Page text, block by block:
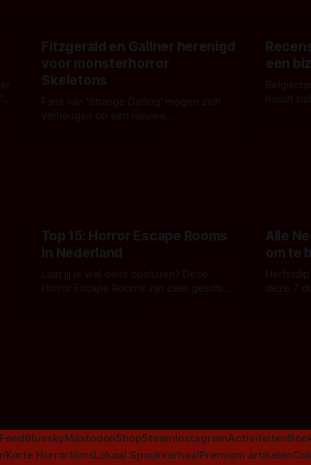
Fitzgerald en Gallner herenigd
voor monsterhorror
Skeletons
Fans van 'Strange Darling' mogen zich
verheugen op een nieuwe
een
houdt
Top 15: Horror Escape Rooms
in Nederland
Laat jij je wel eens opsluiten? Deze
Horror Escape Rooms zijn zeer geschikt
Alle
om te
deze 7
BlueskyMastodonShopSteamInstagramActiviteiten
Korte HorrorfilmsLokaal SpookverhaalPremium artikelen